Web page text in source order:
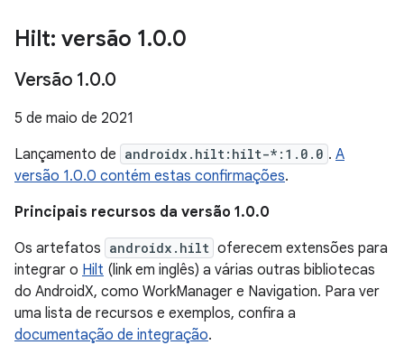
Hilt: versão 1.0.0
Versão 1.0.0
5 de maio de 2021
Lançamento de androidx.hilt:hilt-*:1.0.0 . A
versão 1.0.0 contém estas confirmações.
Principais recursos da versão 1.0.0
Os artefatos androidx.hilt oferecem extensões para
integrar o Hilt (link em inglês) a várias outras bibliotecas
do AndroidX, como WorkManager e Navigation. Para ver
uma lista de recursos e exemplos, confira a
documentação de integração.